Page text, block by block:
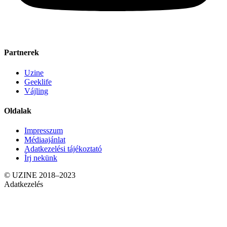
Partnerek
Uzine
Geeklife
Vájling
Oldalak
Impresszum
Médiaajánlat
Adatkezelési tájékoztató
Írj nekünk
© UZINE 2018–2023
Adatkezelés